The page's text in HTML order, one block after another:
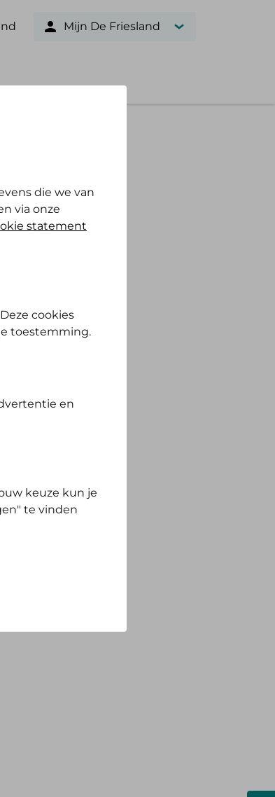
Mijn De Friesland
die we van
via onze
statement
cookies
toestemming.
en
keuze kun je
te vinden